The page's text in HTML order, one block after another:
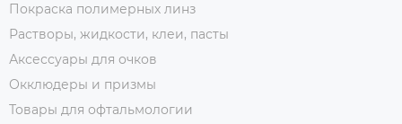
Покраска полимерных линз
Растворы, жидкости, клеи, пасты
Аксессуары для очков
Окклюдеры и призмы
Товары для офтальмологии